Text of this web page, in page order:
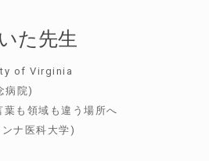
た先生
of Virginia
病院)
も領域も違う場所へ
ナ医科大学)